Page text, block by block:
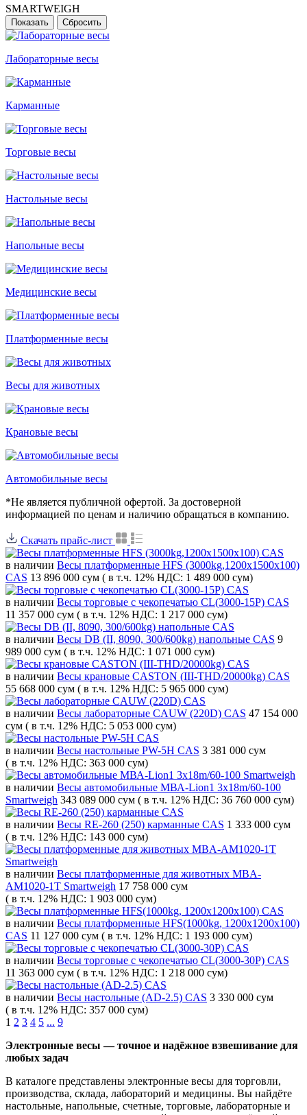
SMARTWEIGH
Лабораторные весы
Карманные
Торговые весы
Настольные весы
Напольные весы
Медицинские весы
Платформенные весы
Весы для животных
Крановые весы
Автомобильные весы
*Не является публичной офертой. За достоверной
информацией по ценам и наличию обращаться в компанию.
Скачать прайс-лист
в наличии Весы платформенные HFS (3000kg,1200x1500x100)
CAS 13 896 000 сум ( в т.ч. 12% НДС: 1 489 000 сум)
в наличии Весы торговые с чекопечатью CL(3000-15P) CAS
11 357 000 сум ( в т.ч. 12% НДС: 1 217 000 сум)
в наличии Весы DB (II, 8090, 300/600kg) напольные CAS 9
989 000 сум ( в т.ч. 12% НДС: 1 071 000 сум)
в наличии Весы крановые CASTON (III-THD/20000kg) CAS
55 668 000 сум ( в т.ч. 12% НДС: 5 965 000 сум)
в наличии Весы лабораторные CAUW (220D) CAS 47 154 000
сум ( в т.ч. 12% НДС: 5 053 000 сум)
в наличии Весы настольные PW-5H CAS 3 381 000 сум
( в т.ч. 12% НДС: 363 000 сум)
в наличии Весы автомобильные МВА-Lion1 3x18m/60-100
Smartweigh 343 089 000 сум ( в т.ч. 12% НДС: 36 760 000 сум)
в наличии Весы RE-260 (250) карманные CAS 1 333 000 сум
( в т.ч. 12% НДС: 143 000 сум)
в наличии Весы платформенные для животных MBA-
AM1020-1T Smartweigh 17 758 000 сум
( в т.ч. 12% НДС: 1 903 000 сум)
в наличии Весы платформенные HFS(1000kg, 1200x1200x100)
CAS 11 127 000 сум ( в т.ч. 12% НДС: 1 193 000 сум)
в наличии Весы торговые с чекопечатью CL(3000-30P) CAS
11 363 000 сум ( в т.ч. 12% НДС: 1 218 000 сум)
в наличии Весы настольные (AD-2.5) CAS 3 330 000 сум
( в т.ч. 12% НДС: 357 000 сум)
1 2 3 4 5 ... 9
Электронные весы — точное и надёжное взвешивание для
любых задач
В каталоге представлены электронные весы для торговли,
производства, склада, лабораторий и медицины. Вы найдёте
настольные, напольные, счетные, торговые, лабораторные и